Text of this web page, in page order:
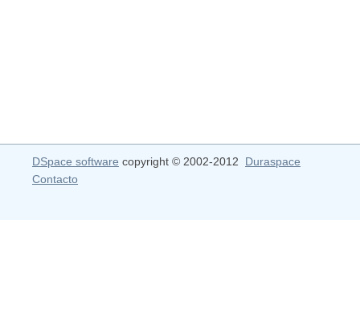
DSpace software copyright © 2002-2012 Duraspace
Contacto